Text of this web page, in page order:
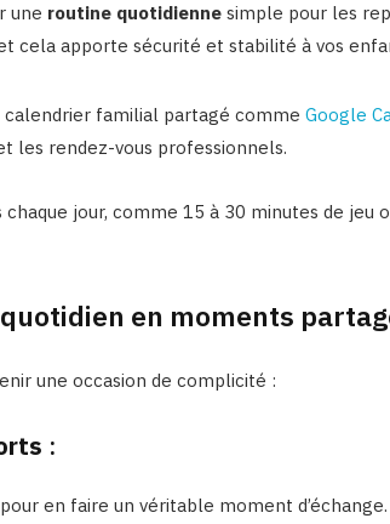
une routine quotidienne simple pour les
cela apporte sécurité et stabilité à vos
calendrier familial partagé comme Google
les rendez-vous professionnels.
jour, comme 15 à 30 minutes de jeu
en moments
une occasion de complicité :
:
en faire un véritable moment